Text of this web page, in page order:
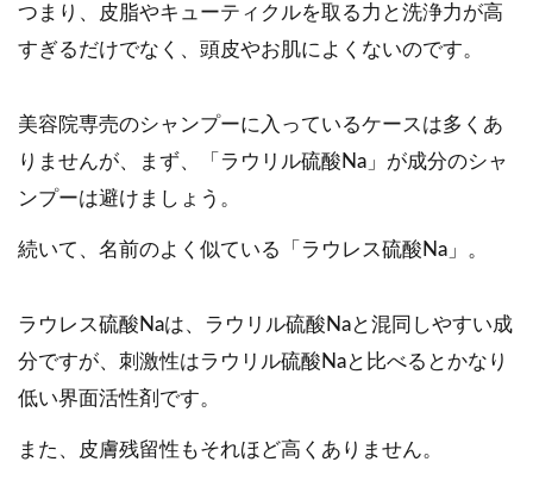
つまり、皮脂やキューティクルを取る力と洗浄力が高
すぎるだけでなく、頭皮やお肌によくないのです。
美容院専売のシャンプーに入っているケースは多くあ
りませんが、まず、「ラウリル硫酸Na」が成分のシャ
ンプーは避けましょう。
続いて、名前のよく似ている「ラウレス硫酸Na」。
ラウレス硫酸Naは、ラウリル硫酸Naと混同しやすい成
分ですが、刺激性はラウリル硫酸Naと比べるとかなり
低い界面活性剤です。
また、皮膚残留性もそれほど高くありません。